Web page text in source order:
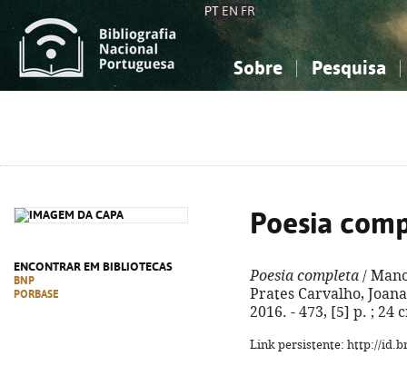
PT EN FR
Sobre Pesquisa
ENCONTRAR EM BIBLIOTECAS
BNP
PORBASE
Poesia
Poesia completa /
Prates Carvalho,
2016. - 473, [5] p. ; 24
Link persistente: http://